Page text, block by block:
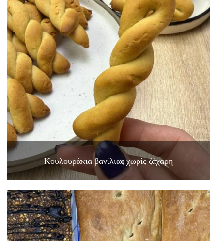
Κουλουράκια βανίλιας χωρίς ζάχαρη